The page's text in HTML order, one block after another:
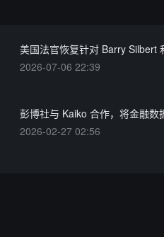
美国法官恢复针对 Barry Silbert
2026-07-06 22:39
彭博社与 Kaiko 合作，将金融
2026-02-27 02:56